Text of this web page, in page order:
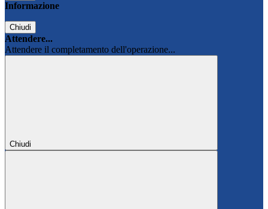
Informazione
Chiudi
Attendere...
Attendere il completamento dell'operazione...
Chiudi